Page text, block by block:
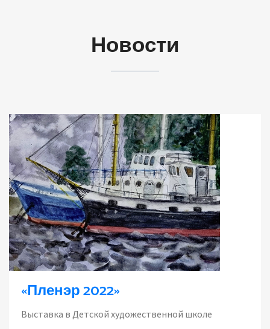
Новости
«Пленэр 2022»
Выставка в Детской художественной школе